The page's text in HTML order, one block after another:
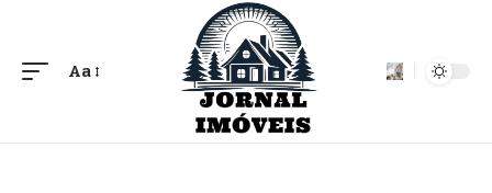
Font
Aa